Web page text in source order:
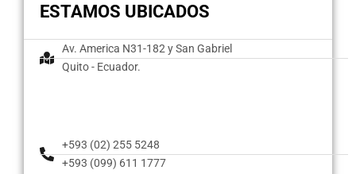
ESTAMOS UBICADOS
Av. America N31-182 y San Gabriel
Quito - Ecuador.
+593 (02) 255 5248
+593 (099) 611 1777